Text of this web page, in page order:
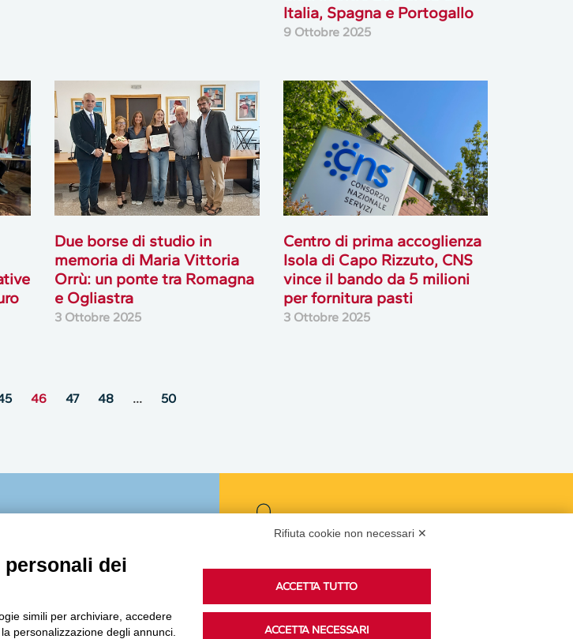
Italia, Spagna e Portogallo
9 Ottobre 2025
Due borse di studio in
memoria di Maria Vittoria
Orrù: un ponte tra Romagna
e Ogliastra
3 Ottobre 2025
Centro di prima accoglienza
Isola di Capo Rizzuto, CNS
vince il bando da 5 milioni
per fornitura pasti
3 Ottobre 2025
46 47 48 … 50
Podcast
Ascolta i podcast di approfondimento di Legacoop
su Spreaker.
Rifiuta cookie non necessari ✕
dei
simili per archiviare, accedere
personalizzazione degli annunci.
ACCETTA TUTTO
ACCETTA NECESSARI